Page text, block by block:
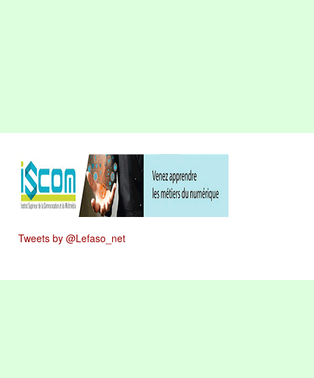
Tweets by @Lefaso_net